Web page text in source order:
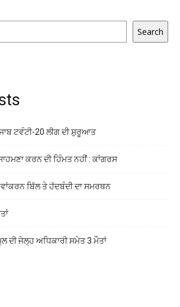
Search
ਟਵੰਟੀ-20 ਲੀਗ ਦੀ ਸ਼ੁਰੂਆਤ
ਕਰਨ ਦੀ ਹਿੰਮਤ ਨਹੀਂ : ਕਾਂਗਰਸ
ਬਿੱਲ ਤੇ ਹੱਦਬੰਦੀ ਦਾ ਸਮਰਥਨ
ਦੀ ਜੇਲ੍ਹ ਅਧਿਕਾਰੀ ਸਮੇਤ 3 ਮੌਤਾਂ